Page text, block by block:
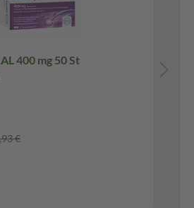
400 mg 50 St
€